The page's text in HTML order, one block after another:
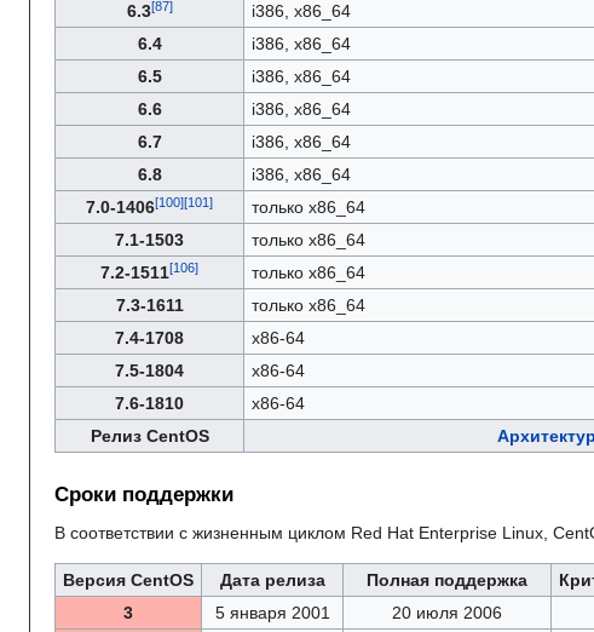
6.3
i386, x86_64
6.4
i386, x86_64
6.5
i386, x86_64
6.6
i386, x86_64
6.7
i386, x86_64
6.8
i386, x86_64
7.0-1406
только x86_64
7.1-1503
только x86_64
7.2-1511
только x86_64
7.3-1611
только x86_64
7.4-1708
x86-64
7.5-1804
x86-64
7.6-1810
x86-64
Релиз CentOS
Сроки поддержки
В соответствии с жизненным циклом Red Hat Enterprise Linux,
Версия CentOS Дата релиза Полная поддержка
3
5 января 2001 20 июля 2006